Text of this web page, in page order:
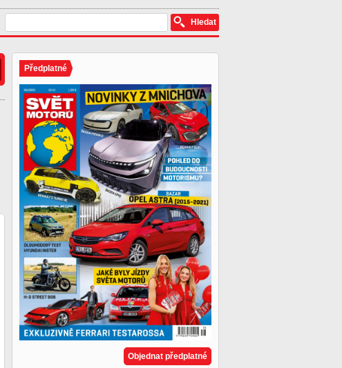
Předplatné
Objednat předplatné